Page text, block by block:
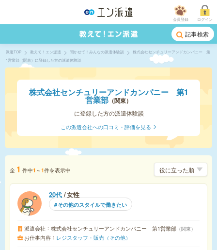
会員登録 ログイン
記事検索
派遣TOP 教えて！エン派遣 聞かせて！みんなの派遣体験談
株式会社センチュリーアンドカンパニー 第
1営業部（関東）に登録した方の派遣体験談
株式会社センチュリーアンドカンパニー 第1
営業部 関東
に登録した方の派遣体験談
この派遣会社への口コミ・評価を見る
全 1 件中1 ～1件を表示中
20代 女性
その他のスタイルで働きたい
派遣会社 株式会社センチュリーアンドカンパニー 第1営業部 関東
お仕事内容 レジスタッフ・販売（その他）